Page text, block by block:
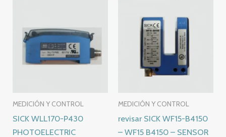
MEDICIÓN Y CONTROL
SICK WLL170-P430
PHOTOELECTRIC
MEDICIÓN Y CONTROL
revisar SICK WF15-B4150
– WF15 B4150 – SENSOR